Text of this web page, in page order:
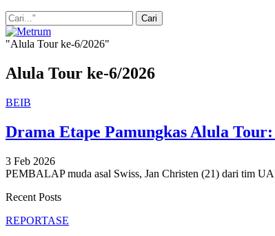
"Alula Tour ke-6/2026"
Alula Tour ke-6/2026
BEIB
Drama Etape Pamungkas Alula
3 Feb 2026
PEMBALAP muda asal Swiss, Jan Christen (21) dari tim
Recent Posts
REPORTASE